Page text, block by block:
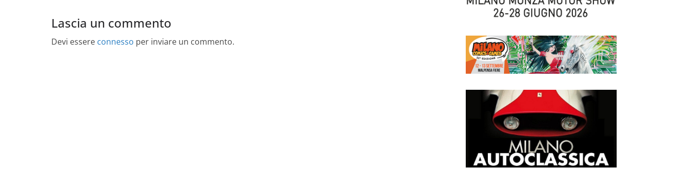
Lascia un commento
Devi essere connesso per inviare un commento.